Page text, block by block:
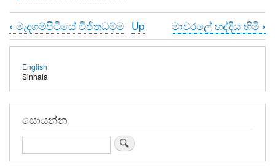
Book
links
for
ධර්ම
විකෘතිකයින්
හමුවේ
‹ මැදගම්පිටියේ විජිතධම්ම Up මාවරලේ භද්දිය හිමි ›
English
Sinhala
සොයන්න
Search